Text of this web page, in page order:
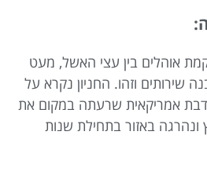
אוהלים בין עצי האשל, מעט
שירותים וזהו. החניון נקרא על
אמריקאית שרעתה במקום את
באזור בתחילת שנות